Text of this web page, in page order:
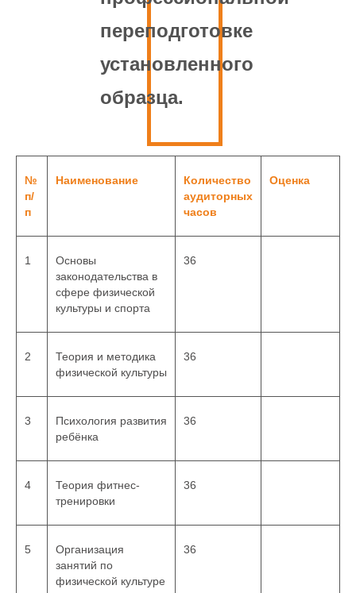
переподготовке
установленного
образца.
№
п/
п
Наименование
Количество
аудиторных
часов
Оценка
1
Основы
законодательства в
сфере физической
культуры и спорта
36
2
Теория и методика
физической культуры
36
3
Психология развития
ребёнка
36
4
Теория фитнес-
тренировки
36
5
Организация
занятий по
физической культуре
36